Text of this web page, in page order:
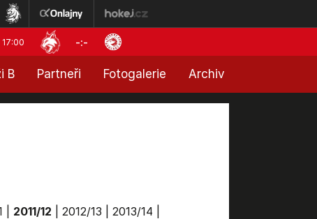
17:00 -:-
B Partneři Fotogalerie Archiv
2011/12 2012/13 2013/14